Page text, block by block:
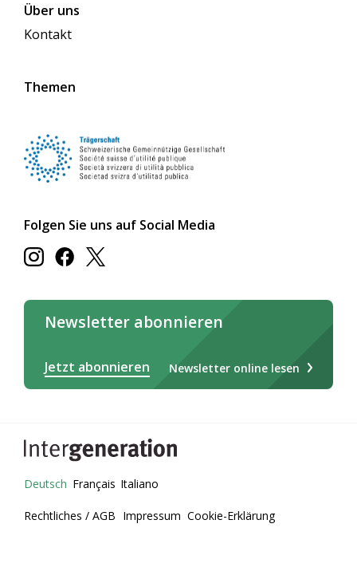
Über uns
Kontakt
Themen
Folgen Sie uns auf Social Media
Newsletter abonnieren
Jetzt abonnieren Newsletter online lesen
Rechtliches / AGB Impressum Cookie-Erklärung
Deutsch Français Italiano